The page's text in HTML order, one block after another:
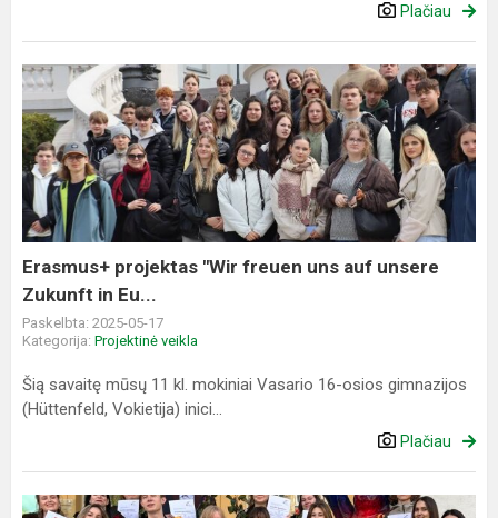
Plačiau
Erasmus+
projektas
"Wir
freuen
uns
auf
unsere
Zukunft
in
Eu...
Erasmus+ projektas "Wir freuen uns auf unsere
Zukunft in Eu...
Paskelbta: 2025-05-17
Kategorija: Projektinė veikla
Šią savaitę mūsų 11 kl. mokiniai Vasario 16-osios gimnazijos
(Hüttenfeld, Vokietija) inici...
Plačiau
So